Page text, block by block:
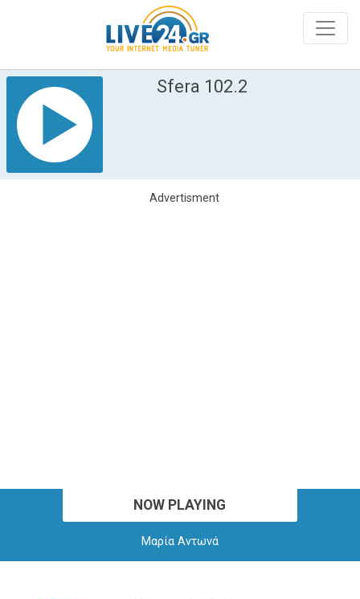
Sfera 102.2
Advertisment
NOW PLAYING
Μαρία Αντωνά